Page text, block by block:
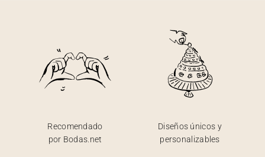
Recomendado
por Bodas.net
Diseños únicos y
personalizables